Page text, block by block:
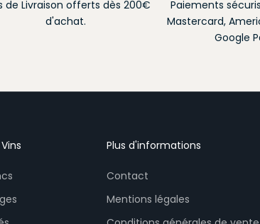
de Livraison offerts dès 200€
d'achat.
Paiements
Mastercard,
Google
Plus d'informations
Contact
Mentions légales